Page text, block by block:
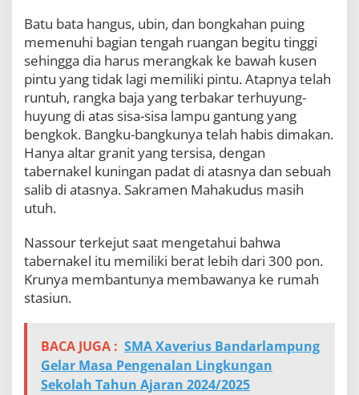
,
L
o
s
A
n
g
l
e
s
C
i
f
o
r
Batu bata hangus, ubin, dan bongkahan puing
memenuhi bagian tengah ruangan begitu tinggi
sehingga dia harus merangkak ke bawah kusen
pintu yang tidak lagi memiliki pintu. Atapnya telah
runtuh, rangka baja yang terbakar terhuyung-
huyung di atas sisa-sisa lampu gantung yang
bengkok. Bangku-bangkunya telah habis dimakan.
Hanya altar granit yang tersisa, dengan
tabernakel kuningan padat di atasnya dan sebuah
salib di atasnya. Sakramen Mahakudus masih
utuh.
Nassour terkejut saat mengetahui bahwa
tabernakel itu memiliki berat lebih dari 300 pon.
Krunya membantunya membawanya ke rumah
stasiun.
BACA JUGA : SMA Xaverius Bandarlampung
Gelar Masa Pengenalan Lingkungan
Sekolah Tahun Ajaran 2024/2025